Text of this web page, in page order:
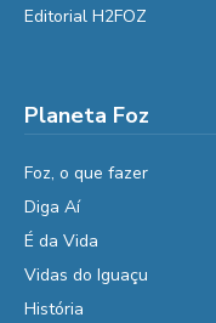
Editorial H2FOZ
Planeta Foz
Foz, o que fazer
Diga Aí
É da Vida
Vidas do Iguaçu
História